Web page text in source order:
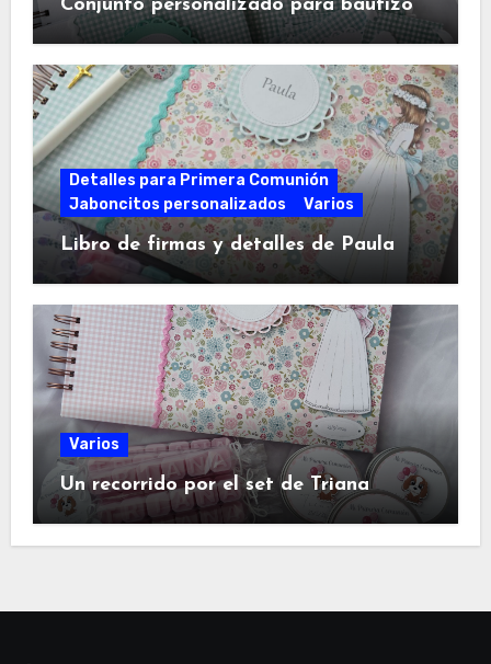
Conjunto personalizado para bautizo
Detalles para Primera Comunión
Jaboncitos personalizados
Varios
Libro de firmas y detalles de Paula
Varios
Un recorrido por el set de Triana